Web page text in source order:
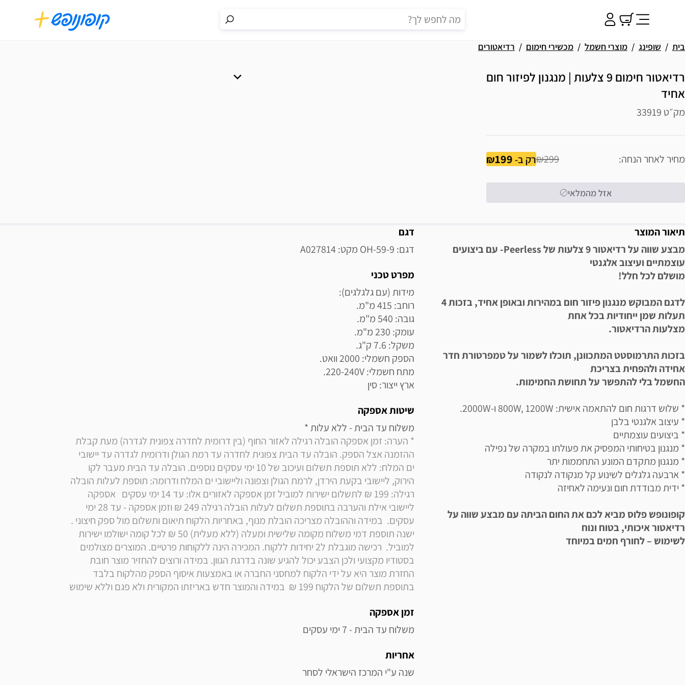
בית שופינג מוצרי חשמל מכשירי חימום רדיאטורים
רדיאטור חימום 9 צלעות | מנגנון לפיזור חום
אחיד
מק״ט 33919
מחיר לאחר הנחה ₪299רק ב-199
אזל מהמלאי
תיאור המוצר
מבצע שווה על רדיאטור 9 צלעות של Peerless- עם ביצועים
עוצמתיים ועיצוב אלגנטי
מושלם לכל חלל!
לדגם המבוקש מנגנון פיזור חום במהירות ובאופן אחיד, בזכות 4
תעלות שמן ייחודיות בכל אחת
מצלעות הרדיאטור.
בזכות התרמוסטט המתכוונן, תוכלו לשמור על טמפרטורת חדר
אחידה ולהפחית בצריכת
החשמל בלי להתפשר על תחושת החמימות.
* שלוש דרגות חום להתאמה אישית: 800W, 1200W ו-2000W.
* עיצוב אלגנטי בלבן
* ביצועים עוצמתיים
* מנגנון בטיחותי המפסיק את פעולתו במקרה של נפילה
* מנגנון מתקדם המונע התחממות יתר
* ארבעה גלגלים לשינוע קל מנקודה לנקודה
* ידית מבודדת חום ונעימה לאחיזה
קופונופש פלוס מביא לכם את החום הביתה עם מבצע שווה על
רדיאטור איכותי, בטוח ונוח
לשימוש – לחורף חמים במיוחד
מידע נוסף
דגם
דגם: OH-59-9 מקט: A027814
מפרט טכני
ארץ ייצור: סין
שיטות אספקה
משלוח עד הבית - ללא עלות *
בתוספת תשלום של הלקוח 199 ₪  במידה והמוצר חדש באריזתו המקורית ולא פגם וללא שימוש
זמן אספקה
משלוח עד הבית - 7 ימי עסקים
אחריות
שנה ע"י המרכז הישראלי לסחר